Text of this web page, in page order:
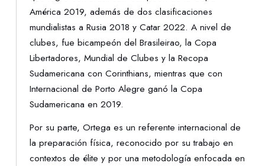
América 2019, además de dos clasificaciones
mundialistas a Rusia 2018 y Catar 2022. A nivel de
clubes, fue bicampeón del Brasileirao, la Copa
Libertadores, Mundial de Clubes y la Recopa
Sudamericana con Corinthians, mientras que con
Internacional de Porto Alegre ganó la Copa
Sudamericana en 2019.
Por su parte, Ortega es un referente internacional de
la preparación física, reconocido por su trabajo en
contextos de élite y por una metodología enfocada en